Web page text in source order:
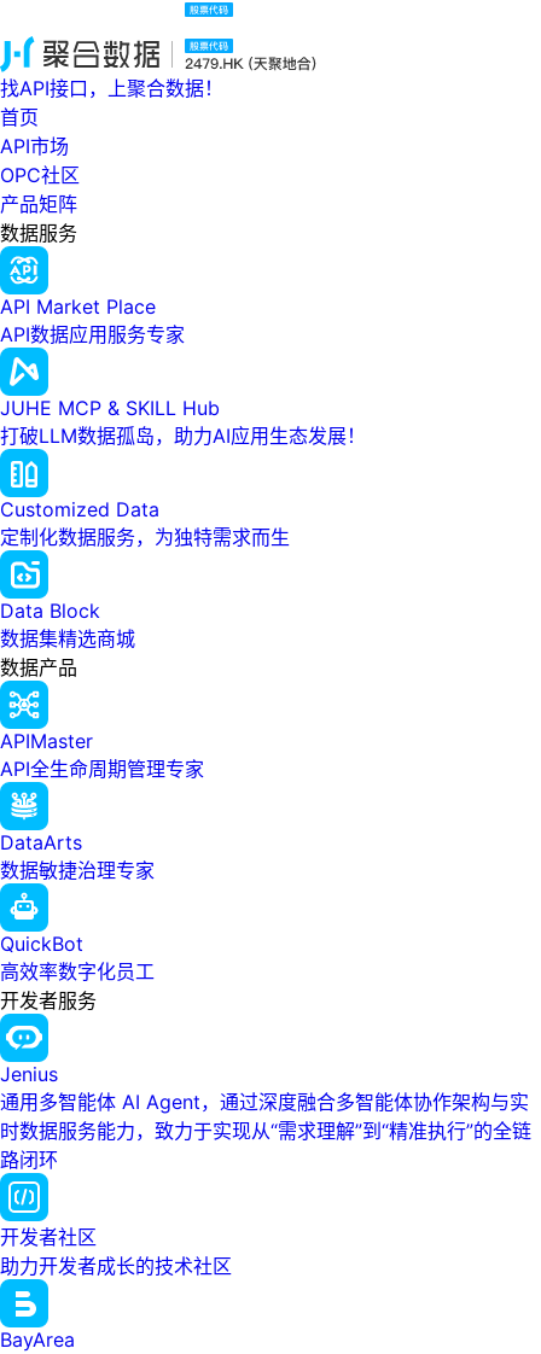
找API接口，上聚合数据！
首页
API市场
OPC社区
产品矩阵
数据服务
API Market Place
API数据应用服务专家
JUHE MCP & SKILL Hub
打破LLM数据孤岛，助力AI应用生态发展！
Customized Data
定制化数据服务，为独特需求而生
Data Block
数据集精选商城
数据产品
APIMaster
API全生命周期管理专家
DataArts
数据敏捷治理专家
QuickBot
高效率数字化员工
开发者服务
Jenius
通用多智能体 AI Agent，通过深度融合多智能体协作架构与实
时数据服务能力，致力于实现从“需求理解”到“精准执行”的全链
路闭环
开发者社区
助力开发者成长的技术社区
BayArea